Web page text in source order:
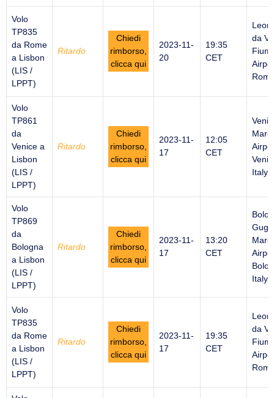
Volo
TP835
da Rome
a Lisbon
(LIS /
LPPT)
Ritardo
Chiedi
rimborso,
clicca qui
2023-11-
20
19:35
CET
da
Volo
TP861
da
Venice a
Lisbon
(LIS /
LPPT)
Ritardo
Chiedi
rimborso,
clicca qui
2023-11-
17
12:05
CET
Italy
Volo
TP869
da
Bologna
a Lisbon
(LIS /
LPPT)
Ritardo
Chiedi
rimborso,
clicca qui
2023-11-
17
13:20
CET
Italy
Volo
TP835
da Rome
a Lisbon
(LIS /
LPPT)
Ritardo
Chiedi
rimborso,
clicca qui
2023-11-
17
19:35
CET
da